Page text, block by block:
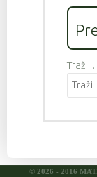
Traži...
© 2026 - 2016